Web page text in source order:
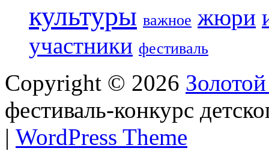
культуры важное жюри
участники фестиваль
Copyright © 2026
фестиваль-конкурс
| WordPress Theme